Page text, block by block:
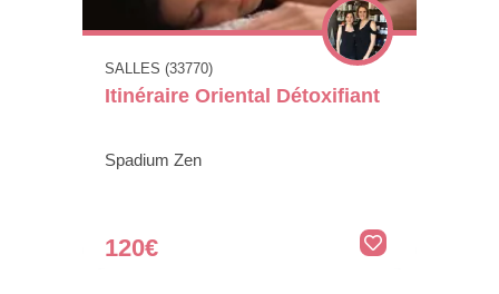
SALLES (33770)
Itinéraire Oriental Détoxifiant
Spadium Zen
120€